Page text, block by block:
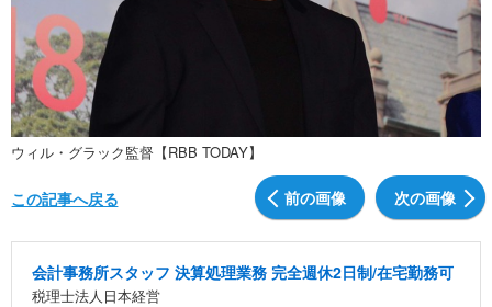
ウィル・グラック監督【RBB TODAY】
前の画像 次の画像
この記事へ戻る
会計事務所スタッフ 決算処理業務 完全週休2日制/在宅勤務可
税理士法人日本経営